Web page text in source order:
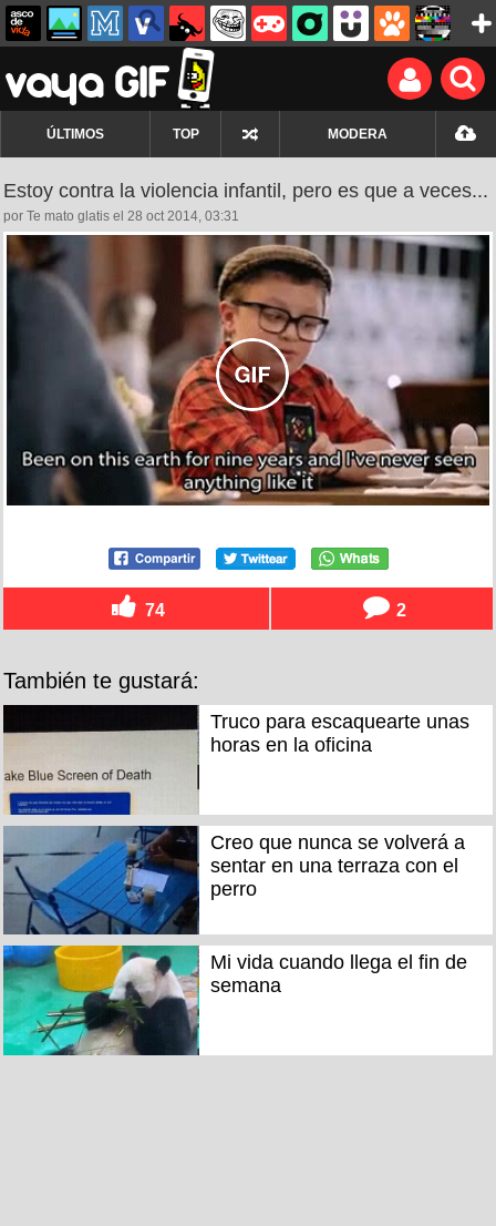
ÚLTIMOS TOP MODERA
Estoy contra la violencia infantil, pero es que a veces...
por Te mato glatis el 28 oct 2014, 03:31
74 2
También te gustará:
Truco para escaquearte unas
horas en la oficina
Creo que nunca se volverá a
sentar en una terraza con el
perro
Mi vida cuando llega el fin de
semana